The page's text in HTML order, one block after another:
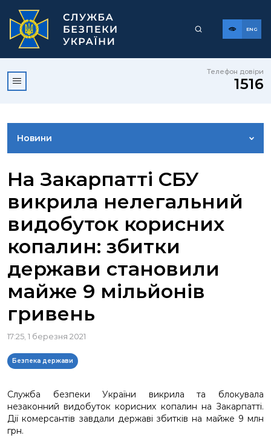
ENG
Телефон довіри
1516
Новини
ВІДЕОГАЛЕРЕЯ
КОНТАКТИ ПРЕСЦЕНТРУ
На Закарпатті СБУ
викрила нелегальний
видобуток корисних
копалин: збитки
держави становили
майже 9 мільйонів
гривень
17:25, 1 березня 2021
Безпека держави
Служба безпеки України викрила та блокувала
незаконний видобуток корисних копалин на Закарпатті.
Дії комерсантів завдали державі збитків на майже 9 млн
грн.